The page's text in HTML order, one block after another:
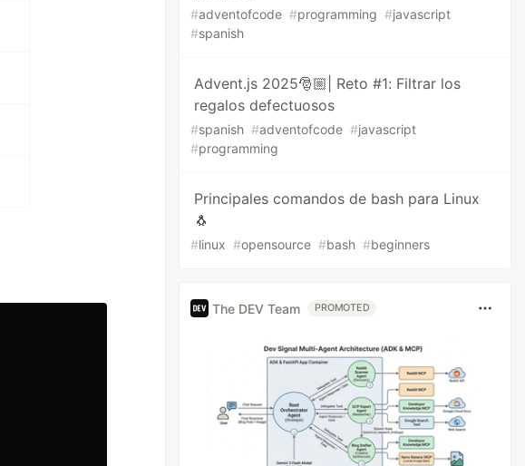
#adventofcode #programming #javascript
#spanish
Advent.js 2025🎅🏼| Reto #1: Filtrar los
regalos defectuosos
#spanish #adventofcode #javascript
#programming
Principales comandos de bash para Linux
🐧
#linux #opensource #bash #beginners
The DEV Team PROMOTED